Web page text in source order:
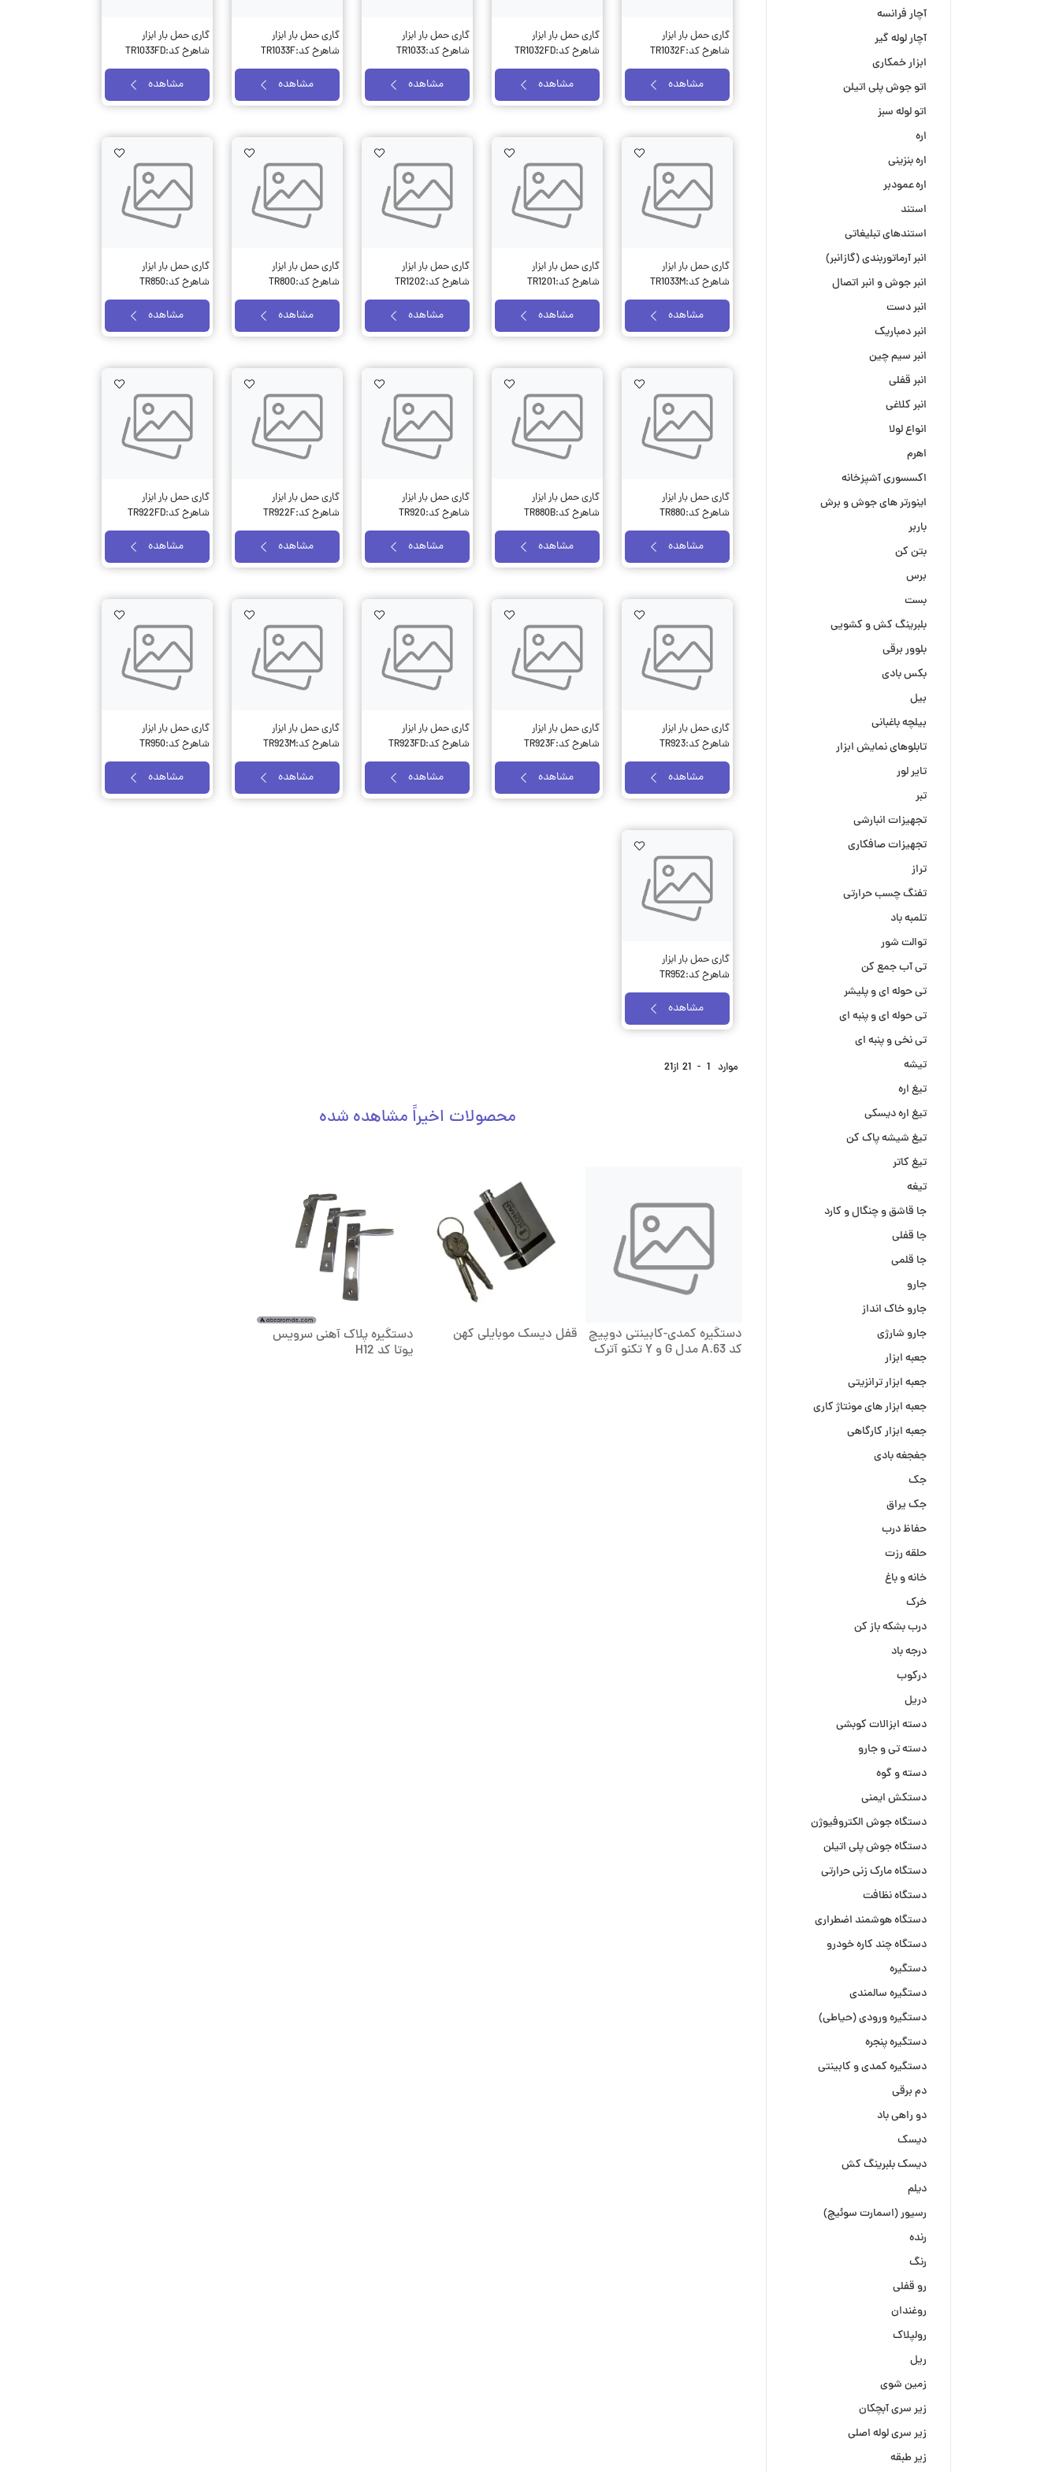
گاری حمل بار ابزار
شاهرخ کد:TR1032F
مشاهده
گاری حمل بار ابزار
شاهرخ کد:TR1032FD
مشاهده
گاری حمل بار ابزار
شاهرخ کد:TR1033
مشاهده
گاری حمل بار ابزار
شاهرخ کد:TR1033F
مشاهده
گاری حمل بار ابزار
شاهرخ کد:TR1033FD
مشاهده
AddToWishlist
گاری حمل بار ابزار
شاهرخ کد:TR1033M
مشاهده
AddToWishlist
گاری حمل بار ابزار
شاهرخ کد:TR1201
مشاهده
AddToWishlist
گاری حمل بار ابزار
شاهرخ کد:TR1202
مشاهده
AddToWishlist
گاری حمل بار ابزار
شاهرخ کد:TR800
مشاهده
AddToWishlist
گاری حمل بار ابزار
شاهرخ کد:TR850
مشاهده
AddToWishlist
گاری حمل بار ابزار
شاهرخ کد:TR880
مشاهده
AddToWishlist
گاری حمل بار ابزار
شاهرخ کد:TR880B
مشاهده
AddToWishlist
گاری حمل بار ابزار
شاهرخ کد:TR920
مشاهده
AddToWishlist
گاری حمل بار ابزار
شاهرخ کد:TR922F
مشاهده
AddToWishlist
گاری حمل بار ابزار
شاهرخ کد:TR922FD
مشاهده
AddToWishlist
گاری حمل بار ابزار
شاهرخ کد:TR923
مشاهده
AddToWishlist
گاری حمل بار ابزار
شاهرخ کد:TR923F
مشاهده
AddToWishlist
گاری حمل بار ابزار
شاهرخ کد:TR923FD
مشاهده
AddToWishlist
گاری حمل بار ابزار
شاهرخ کد:TR923M
مشاهده
AddToWishlist
گاری حمل بار ابزار
شاهرخ کد:TR950
مشاهده
AddToWishlist
گاری حمل بار ابزار
شاهرخ کد:TR952
مشاهده
موارد 1
-
21 از21
محصولات اخیراً مشاهده شده
دستگیره کمدی-کابینتی دوپیچ
کد A.63 مدل G و Y تکنو آترک
قفل دیسک موبایلی کهن
دستگیره پلاک آهنی سرویس
یوتا کد H12
آچار فرانسه
آچار لوله گیر
ابزار خمکاری
اتو جوش پلی اتیلن
اتو لوله سبز
اره
اره بنزینی
اره عمودبر
استند
استندهای تبلیغاتی
انبر آرماتوربندی (گازانبر)
انبر جوش و انبر اتصال
انبر دست
انبر دمباریک
انبر سیم چین
انبر قفلی
انبر کلاغی
انواع لولا
اهرم
اکسسوری آشپزخانه
اینورتر های جوش و برش
باربر
بتن کن
برس
بست
بلبرینگ کش و کشویی
بلوور برقی
بکس بادی
بیل
بیلچه باغبانی
تابلوهای نمایش ابزار
تایر لور
تبر
تجهیزات انبارشی
تجهیزات صافکاری
تراز
تفنگ چسب حرارتی
تلمبه باد
توالت شور
تی آب جمع کن
تی حوله ای و پلیشر
تی حوله ای و پنبه ای
تی نخی و پنبه ای
تیشه
تیغ اره
تیغ اره دیسکی
تیغ شیشه پاک کن
تیغ کاتر
تیغه
جا قاشق و چنگال و کارد
جا قفلی
جا قلمی
جارو
جارو خاک انداز
جارو شارژی
جعبه ابزار
جعبه ابزار ترانزیتی
جعبه ابزار های مونتاژ کاری
جعبه ابزار کارگاهی
جغجغه بادی
جک
جک یراق
حفاظ درب
حلقه رزت
خانه و باغ
خرک
درب بشکه باز کن
درجه باد
درکوب
دریل
دسته ابزالات کوبشی
دسته تی و جارو
دسته و گوه
دستکش ایمنی
دستگاه جوش الکتروفیوژن
دستگاه جوش پلی اتیلن
دستگاه مارک زنی حرارتی
دستگاه نظافت
دستگاه هوشمند اضطراری
دستگاه چند کاره خودرو
دستگیره
دستگیره سالمندی
دستگیره ورودی (حیاطی)
دستگیره پنجره
دستگیره کمدی و کابینتی
دم برقی
دو راهی باد
دیسک
دیسک بلبرینگ کش
دیلم
رسیور (اسمارت سوئیچ)
رنده
رنگ
رو قفلی
روغندان
رولپلاک
ریل
زمین شوی
زیر سری آبچکان
زیر سری لوله اصلی
زیر طبقه